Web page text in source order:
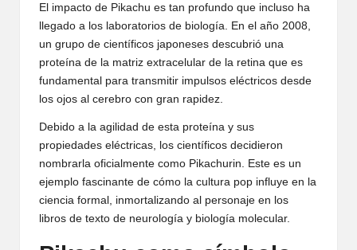
El impacto de Pikachu es tan profundo que incluso ha
llegado a los laboratorios de biología. En el año 2008,
un grupo de científicos japoneses descubrió una
proteína de la matriz extracelular de la retina que es
fundamental para transmitir impulsos eléctricos desde
los ojos al cerebro con gran rapidez.
Debido a la agilidad de esta proteína y sus
propiedades eléctricas, los científicos decidieron
nombrarla oficialmente como Pikachurin. Este es un
ejemplo fascinante de cómo la cultura pop influye en la
ciencia formal, inmortalizando al personaje en los
libros de texto de neurología y biología molecular.